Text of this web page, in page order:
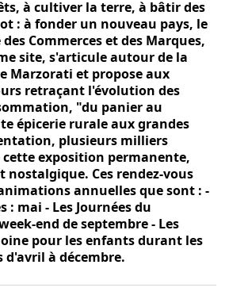
à cultiver la terre, à bâtir des
: à fonder un nouveau pays, le
Commerces et des Marques,
site, s'articule autour de la
Marzorati et propose aux
retraçant l'évolution des
"du panier au
épicerie rurale aux grandes
plusieurs milliers
exposition permanente,
nostalgique. Ces rendez-vous
annuelles que sont : -
: mai - Les Journées du
end de septembre - Les
pour les enfants durant les
d'avril à décembre.